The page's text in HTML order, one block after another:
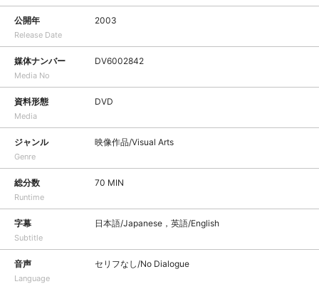
公開年
Release Date
2003
媒体ナンバー
Media No
DV6002842
資料形態
Media
DVD
ジャンル
Genre
映像作品/Visual Arts
総分数
Runtime
70 MIN
字幕
Subtitle
日本語/Japanese，英語/English
音声
Language
セリフなし/No Dialogue